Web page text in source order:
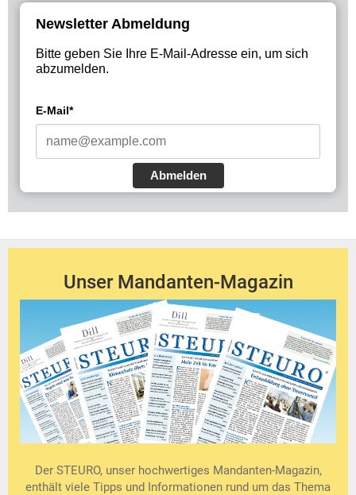
Newsletter Abmeldung
Bitte geben Sie Ihre E-Mail-Adresse ein, um sich
abzumelden.
E-Mail*
Abmelden
Unser Mandanten-Magazin
Der STEURO, unser hochwertiges Mandanten-Magazin,
enthält viele Tipps und Informationen rund um das Thema